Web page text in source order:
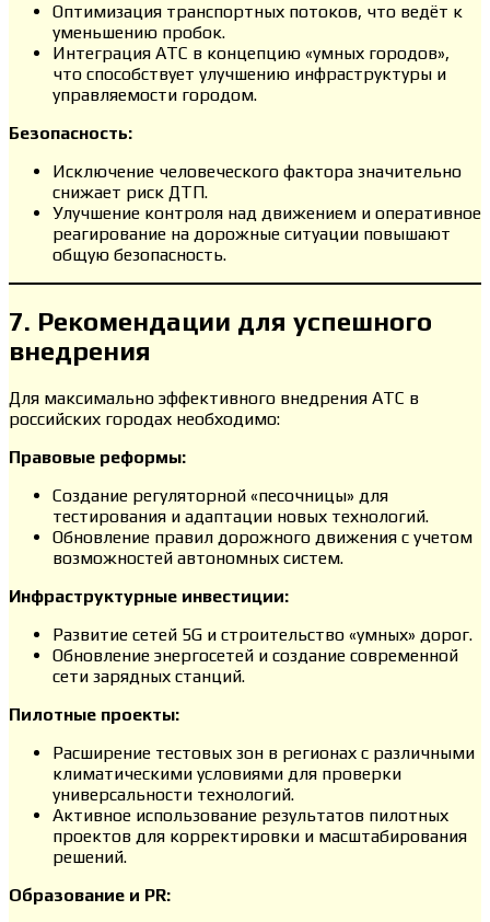
Оптимизация транспортных потоков, что ведёт к
уменьшению пробок.
Интеграция АТС в концепцию «умных городов»,
что способствует улучшению инфраструктуры и
управляемости городом.
Безопасность:
Исключение человеческого фактора значительно
снижает риск ДТП.
Улучшение контроля над движением и оперативное
реагирование на дорожные ситуации повышают
общую безопасность.
7. Рекомендации для успешного
внедрения
Для максимально эффективного внедрения АТС в
российских городах необходимо:
Правовые реформы:
Создание регуляторной «песочницы» для
тестирования и адаптации новых технологий.
Обновление правил дорожного движения с учетом
возможностей автономных систем.
Инфраструктурные инвестиции:
Развитие сетей 5G и строительство «умных» дорог.
Обновление энергосетей и создание современной
сети зарядных станций.
Пилотные проекты:
Расширение тестовых зон в регионах с различными
климатическими условиями для проверки
универсальности технологий.
Активное использование результатов пилотных
проектов для корректировки и масштабирования
решений.
Образование и PR: